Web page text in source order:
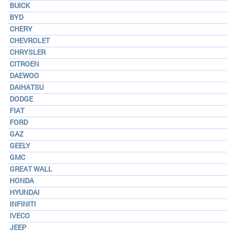
BUICK
BYD
CHERY
CHEVROLET
CHRYSLER
CITROEN
DAEWOO
DAIHATSU
DODGE
FIAT
FORD
GAZ
GEELY
GMC
GREAT WALL
HONDA
HYUNDAI
INFINITI
IVECO
JEEP